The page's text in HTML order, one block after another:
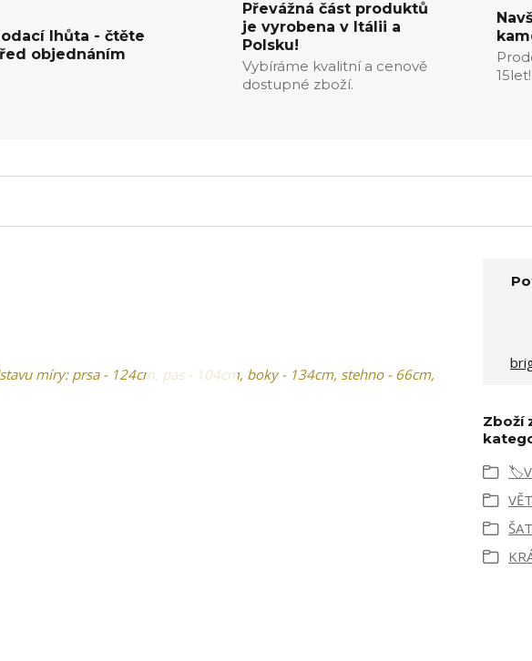
lhůta - čtěte
objednáním
Převážná část produktů
je vyrobena v Itálii a
Polsku!
Vybíráme kvalitní a cenově
dostupné zboží.
15let!
míry: prsa - 124cm, pas - 104cm, boky - 134cm, stehno - 66cm,
Zboží